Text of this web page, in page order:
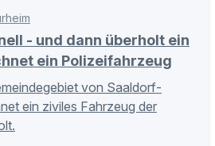
- und dann überholt ein
ein Polizeifahrzeug
von Saaldorf-
ein ziviles Fahrzeug der